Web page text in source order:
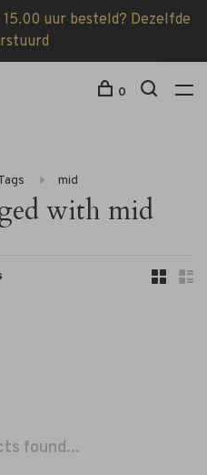
uur besteld? Dezelfde
0
mid
with mid
found...